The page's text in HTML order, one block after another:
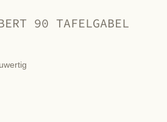
90 TAFELGABEL